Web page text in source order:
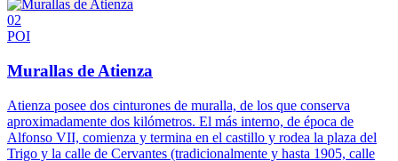
02
POI
Murallas de Atienza
Atienza posee dos cinturones de muralla, de los que conserva
aproximadamente dos kilómetros. El más interno, de época de
Alfonso VII, comienza y termina en el castillo y rodea la plaza del
Trigo y la calle de Cervantes (tradicionalmente y hasta 1905, calle